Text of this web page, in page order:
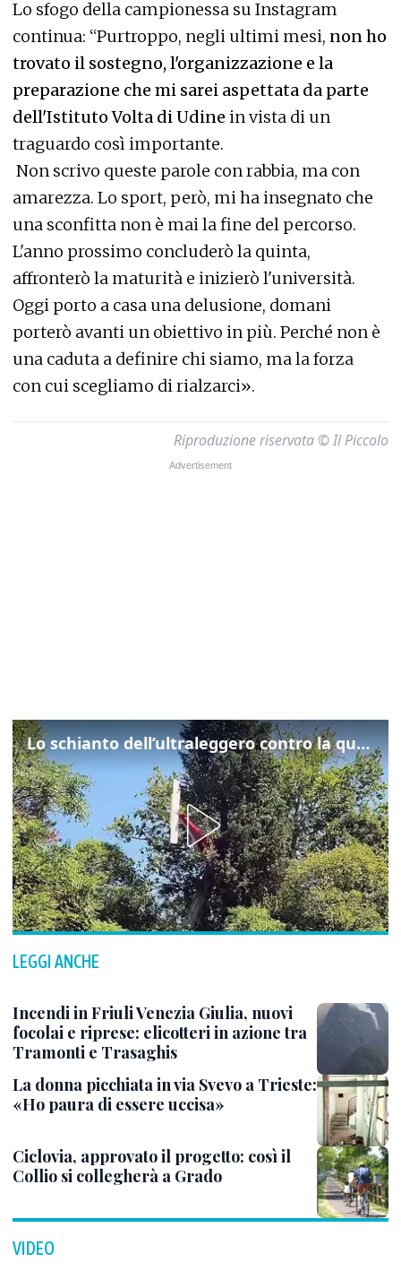
Lo sfogo della campionessa su Instagram
continua: “Purtroppo, negli ultimi mesi, non ho
trovato il sostegno, l'organizzazione e la
preparazione che mi sarei aspettata da parte
dell'Istituto Volta di Udine in vista di un
traguardo così importante.
Non scrivo queste parole con rabbia, ma con
amarezza. Lo sport, però, mi ha insegnato che
una sconfitta non è mai la fine del percorso.
L'anno prossimo concluderò la quinta,
affronterò la maturità e inizierò l'università.
Oggi porto a casa una delusione, domani
porterò avanti un obiettivo in più. Perché non è
una caduta a definire chi siamo, ma la forza
con cui scegliamo di rialzarci».
Riproduzione riservata © Il Piccolo
Lo schianto dell’ultraleggero contro la quercia: cosa è successo a Rivarotta
LEGGI ANCHE
Incendi in Friuli Venezia Giulia, nuovi
focolai e riprese: elicotteri in azione tra
Tramonti e Trasaghis
La donna picchiata in via Svevo a Trieste:
«Ho paura di essere uccisa»
Ciclovia, approvato il progetto: così il
Collio si collegherà a Grado
VIDEO